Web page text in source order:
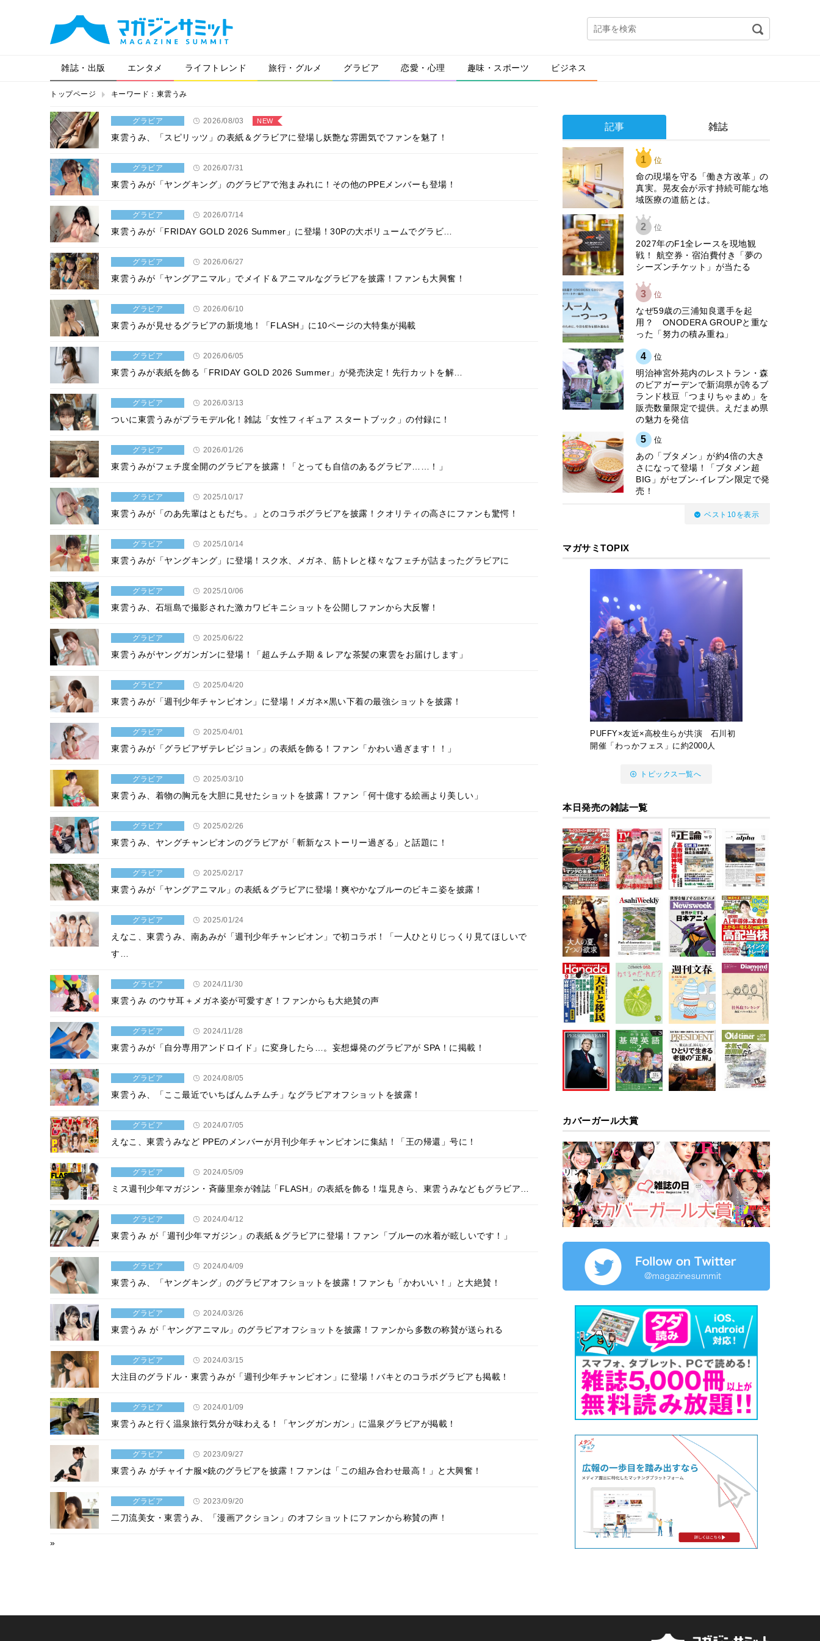
雑誌・出版 エンタメ ライフトレンド 旅行・グルメ グラビア 恋愛・心理 趣味・スポーツ ビジネス
トップページ キーワード：東雲うみ
グラビア 2026/08/03 NEW
東雲うみ、「スピリッツ」の表紙＆グラビアに登場し妖艶な雰囲気でファンを魅了！
グラビア 2026/07/31
東雲うみが「ヤングキング」のグラビアで泡まみれに！その他のPPEメンバーも登場！
グラビア 2026/07/14
東雲うみが「FRIDAY GOLD 2026 Summer」に登場！30Pの大ボリュームでグラビ…
グラビア 2026/06/27
東雲うみが「ヤングアニマル」でメイド＆アニマルなグラビアを披露！ファンも大興奮！
グラビア 2026/06/10
東雲うみが見せるグラビアの新境地！「FLASH」に10ページの大特集が掲載
グラビア 2026/06/05
東雲うみが表紙を飾る「FRIDAY GOLD 2026 Summer」が発売決定！先行カットを解…
グラビア 2026/03/13
ついに東雲うみがプラモデル化！雑誌「女性フィギュア スタートブック」の付録に！
グラビア 2026/01/26
東雲うみがフェチ度全開のグラビアを披露！「とっても自信のあるグラビア……！」
グラビア 2025/10/17
東雲うみが「のあ先輩はともだち。」とのコラボグラビアを披露！クオリティの高さにファンも驚愕！
グラビア 2025/10/14
東雲うみが「ヤングキング」に登場！スク水、メガネ、筋トレと様々なフェチが詰まったグラビアに
グラビア 2025/10/06
東雲うみ、石垣島で撮影された激カワビキニショットを公開しファンから大反響！
グラビア 2025/06/22
東雲うみがヤングガンガンに登場！「超ムチムチ期 & レアな茶髪の東雲をお届けします」
グラビア 2025/04/20
東雲うみが「週刊少年チャンピオン」に登場！メガネ×黒い下着の最強ショットを披露！
グラビア 2025/04/01
東雲うみが「グラビアザテレビジョン」の表紙を飾る！ファン「かわい過ぎます！！」
グラビア 2025/03/10
東雲うみ、着物の胸元を大胆に見せたショットを披露！ファン「何十億する絵画より美しい」
グラビア 2025/02/26
東雲うみ、ヤングチャンピオンのグラビアが「斬新なストーリー過ぎる」と話題に！
グラビア 2025/02/17
東雲うみが「ヤングアニマル」の表紙＆グラビアに登場！爽やかなブルーのビキニ姿を披露！
グラビア 2025/01/24
えなこ、東雲うみ、南あみが「週刊少年チャンピオン」で初コラボ！「一人ひとりじっくり見てほしいで
す…
グラビア 2024/11/30
東雲うみ のウサ耳＋メガネ姿が可愛すぎ！ファンからも大絶賛の声
グラビア 2024/11/28
東雲うみが「自分専用アンドロイド」に変身したら…。妄想爆発のグラビアが SPA！に掲載！
グラビア 2024/08/05
東雲うみ、「ここ最近でいちばんムチムチ」なグラビアオフショットを披露！
グラビア 2024/07/05
えなこ、東雲うみなど PPEのメンバーが月刊少年チャンピオンに集結！「王の帰還」号に！
グラビア 2024/05/09
ミス週刊少年マガジン・斉藤里奈が雑誌「FLASH」の表紙を飾る！塩見きら、東雲うみなどもグラビア…
グラビア 2024/04/12
東雲うみ が「週刊少年マガジン」の表紙＆グラビアに登場！ファン「ブルーの水着が眩しいです！」
グラビア 2024/04/09
東雲うみ、「ヤングキング」のグラビアオフショットを披露！ファンも「かわいい！」と大絶賛！
グラビア 2024/03/26
東雲うみ が「ヤングアニマル」のグラビアオフショットを披露！ファンから多数の称賛が送られる
グラビア 2024/03/15
大注目のグラドル・東雲うみが「週刊少年チャンピオン」に登場！バキとのコラボグラビアも掲載！
グラビア 2024/01/09
東雲うみと行く温泉旅行気分が味わえる！「ヤングガンガン」に温泉グラビアが掲載！
グラビア 2023/09/27
東雲うみ がチャイナ服×銃のグラビアを披露！ファンは「この組み合わせ最高！」と大興奮！
グラビア 2023/09/20
二刀流美女・東雲うみ、「漫画アクション」のオフショットにファンから称賛の声！
»
記事 雑誌
1 位
​命の現場を守る「働き方改革」の
真実。晃友会が示す持続可能な地
域医療の道筋とは。
2 位
2027年のF1全レースを現地観
戦！ 航空券・宿泊費付き「夢の
シーズンチケット」が当たる
3 位
なぜ59歳の三浦知良選手を起
用？ ONODERA GROUPと重な
った「努力の積み重ね」
4 位
明治神宮外苑内のレストラン・森
のビアガーデンで新潟県が誇るブ
ランド枝豆「つまりちゃまめ」を
販売数量限定で提供。えだまめ県
の魅力を発信
5 位
あの「ブタメン」が約4倍の大き
さになって登場！「ブタメン超
BIG」がセブン‐イレブン限定で発
売！
ベスト10を表示
マガサミTOPIX
PUFFY×友近×高校生らが共演 石川初
開催「わっかフェス」に約2000人
トピックス一覧へ
本日発売の雑誌一覧
カバーガール大賞